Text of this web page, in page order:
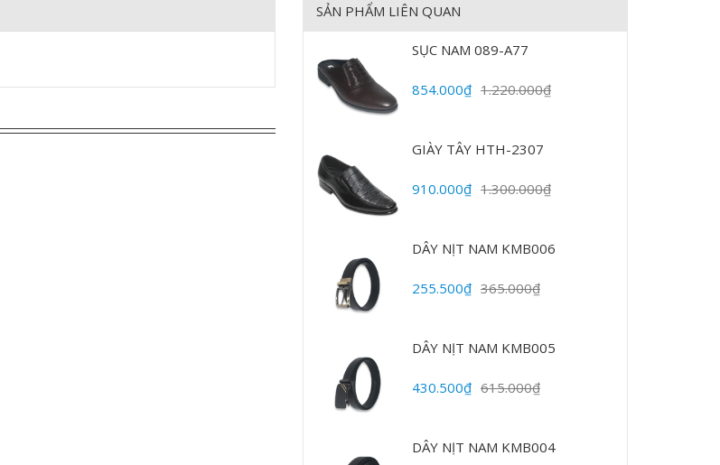
SẢN PHẨM LIÊN QUAN
SỤC NAM 089-A77
854.000₫ 1.220.000₫
GIÀY TÂY HTH-2307
910.000₫ 1.300.000₫
DÂY NỊT NAM KMB006
255.500₫ 365.000₫
DÂY NỊT NAM KMB005
430.500₫ 615.000₫
DÂY NỊT NAM KMB004